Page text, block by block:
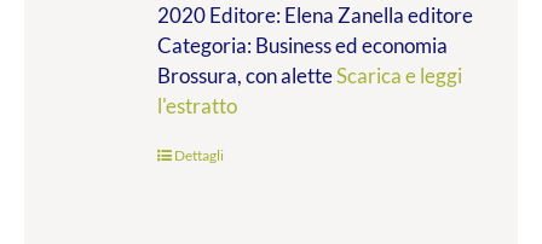
2020 Editore: Elena Zanella editore
Categoria: Business ed economia
Brossura, con aletteScarica e leggi
l'estratto
Dettagli